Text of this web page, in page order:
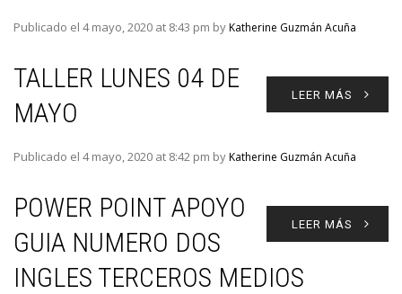
Publicado el 4 mayo, 2020 at 8:43 pm byKatherine Guzmán Acuña
LEER MÁS
TALLER LUNES 04 DE
MAYO
Publicado el 4 mayo, 2020 at 8:42 pm byKatherine Guzmán Acuña
LEER MÁS
POWER POINT APOYO
GUIA NUMERO DOS
INGLES TERCEROS MEDIOS